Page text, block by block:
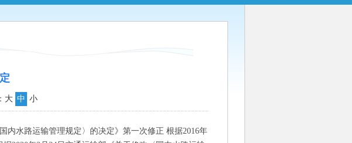
大 中 小
水路运输管理规定〉的决定》第一次修正 根据2016年